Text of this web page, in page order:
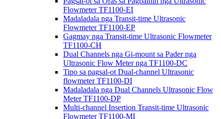
Flowmeter TF1100-EI
Madaladala nga Transit-time Ultrasonic
Flowmeter TF1100-EP
Gagmay nga Transit-time Ultrasonic Flowmeter
TF1100-CH
Dual Channels nga Gi-mount sa Pader nga
Ultrasonic Flow Meter nga TF1100-DC
Tipo sa pagsal-ot Dual-channel Ultrasonic
flowmeter TF1100-DI
Madaladala nga Dual Channels Ultrasonic Flow
Meter TF1100-DP
Multi-channel Insertion Transit-time Ultrasonic
Flowmeter TF1100-MI